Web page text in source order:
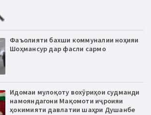
Фаъолияти бахши коммуналии ноҳияи
Шоҳмансур дар фасли сармо
Идомаи мулоқоту вохӯриҳои судманди
намояндагони Мақомоти иҷроияи
ҳокимияти давлатии шаҳри Душанбе